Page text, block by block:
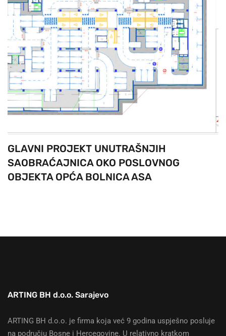
GLAVNI PROJEKT UNUTRAŠNJIH
SAOBRAĆAJNICA OKO POSLOVNOG
OBJEKTA OPĆA BOLNICA ASA
ARTING BH d.o.o. Sarajevo
ARTING BH d.o.o. je firma koja već 9 godina uspješno posluje
na području Bosne i Hercegovine. U relativno kratkom